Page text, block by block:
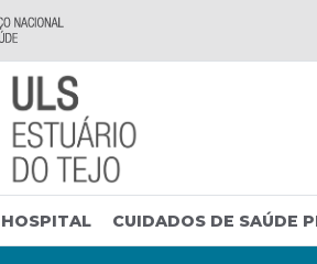
principal
HOSPITAL CUIDADOS DE SAÚDE